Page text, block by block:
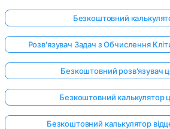
Безкоштовний
Розв'язувач Задач з Обчислення
Безкоштовний розв'язувач
Безкоштовний калькулятор
Безкоштовний калькулятор